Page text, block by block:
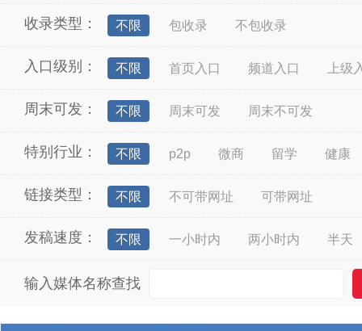
收录类型： 不限 包收录 不包收录
入口级别： 不限 首页入口 频道入口 上级
周末可发： 不限 周末可发 周末不可发
特别行业： 不限 p2p 微商 留学 健康
链接类型： 不限 不可带网址 可带网址
发稿速度： 不限 一小时内 两小时内 半天
输入媒体名称查找